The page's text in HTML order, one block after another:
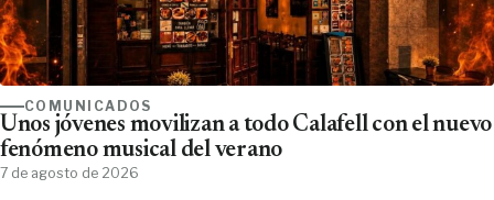
COMUNICADOS
Unos jóvenes movilizan a todo Calafell con el nuevo
fenómeno musical del verano
7 de agosto de 2026